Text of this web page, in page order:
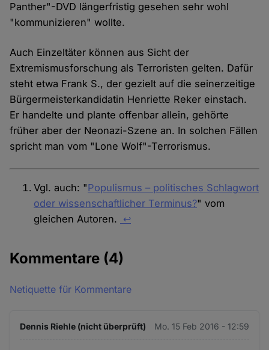
Panther"-DVD längerfristig gesehen sehr wohl
"kommunizieren" wollte.
Auch Einzeltäter können aus Sicht der
Extremismusforschung als Terroristen gelten. Dafür
steht etwa Frank S., der gezielt auf die seinerzeitige
Bürgermeisterkandidatin Henriette Reker einstach.
Er handelte und plante offenbar allein, gehörte
früher aber der Neonazi-Szene an. In solchen Fällen
spricht man vom "Lone Wolf"-Terrorismus.
Vgl. auch: "Populismus – politisches Schlagwort
oder wissenschaftlicher Terminus?" vom
gleichen Autoren. ↩
Kommentare (4)
Netiquette für Kommentare
Dennis Riehle (nicht überprüft) Mo. 15 Feb 2016 - 12:59